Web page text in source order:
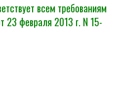
всем требованиям
23 февраля 2013 г. N 15-